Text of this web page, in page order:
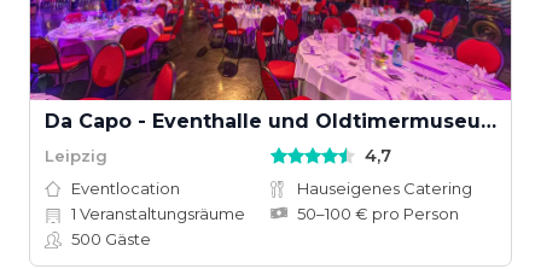
Da Capo - Eventhalle und Oldtimermuseum
Leipzig 4,7
Eventlocation
Hauseigenes Catering
1 Veranstaltungsräume
50–100 € pro Person
500 Gäste